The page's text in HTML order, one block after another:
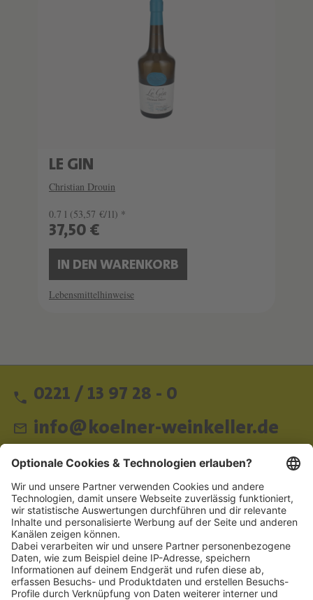
LE GIN
Christian Drouin
0.7 l (53,57 €/1l) *
37,50 €
IN DEN WARENKORB
Lebensmittelhinweise
0221 / 13 97 28 - 0
info@koelner-weinkeller.de
Schnellzugriff
ZAHLUNGSMETHODEN
SOCIAL